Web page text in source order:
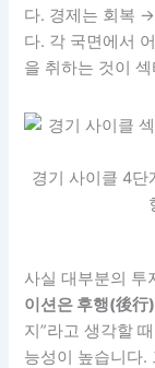
다. 경제는 회복
다. 각 국면에서
을 취하는 것이
경기 사이클 4단
사실 대부분의
이션은 후행(後行
지”라고 생각할
능성이 높습니다.